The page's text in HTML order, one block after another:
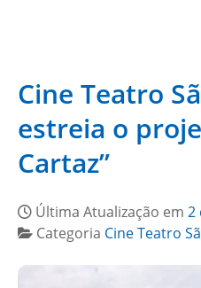
Cine Teatro
estreia o
Cartaz”
Última Atualização em 2
Categoria Cine Teatro